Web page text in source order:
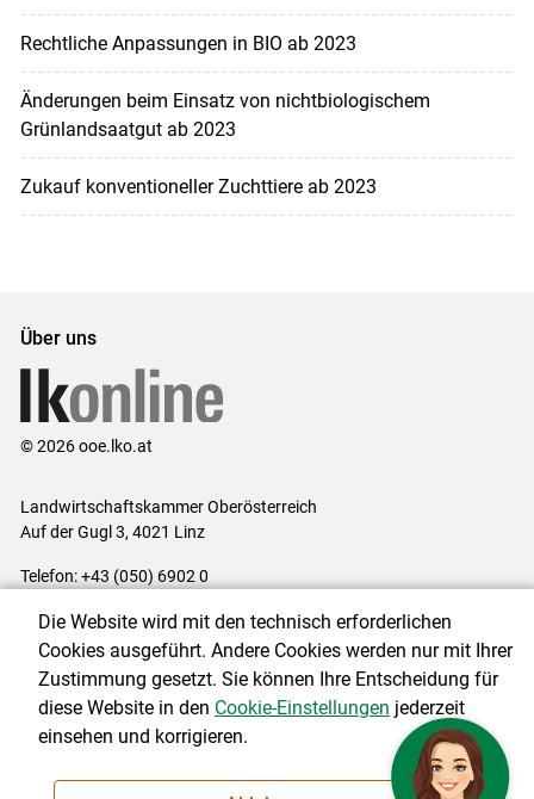
Rechtliche Anpassungen in BIO ab 2023
Änderungen beim Einsatz von nichtbiologischem
Grünlandsaatgut ab 2023
Zukauf konventioneller Zuchttiere ab 2023
Über uns
© 2026 ooe.lko.at
Landwirtschaftskammer Oberösterreich
Auf der Gugl 3, 4021 Linz
Telefon: +43 (050) 6902 0
Impressum|Kontakt|Gewinnspiele|Datenschutzerklärung |
Barrierefreiheit
Cookie-Einstellungen
NEWSLETTER
Die Website wird mit den technisch erforderlichen
Cookies ausgeführt. Andere Cookies werden nur mit Ihrer
Zustimmung gesetzt. Sie können Ihre Entscheidung für
diese Website in den Cookie-Einstellungen jederzeit
einsehen und korrigieren.